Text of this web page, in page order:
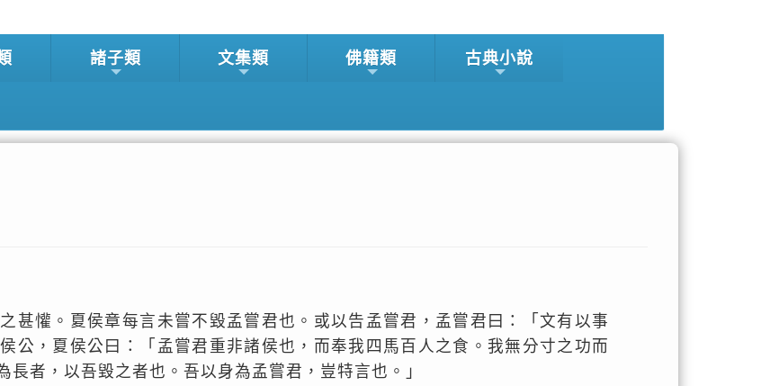
諸子類 文集類 佛籍類 古典小說
甚懽。夏侯章每言未嘗不毀孟嘗君也。或以告孟嘗君，孟嘗君曰：「文有以事
公，夏侯公曰：「孟嘗君重非諸侯也，而奉我四馬百人之食。我無分寸之功而
者，以吾毀之者也。吾以身為孟嘗君，豈特言也。」